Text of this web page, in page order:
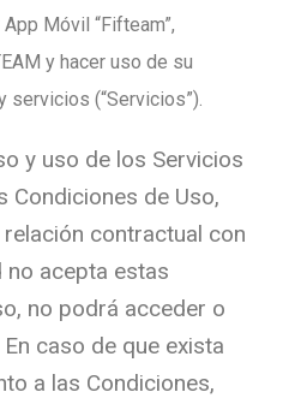
Móvil “Fifteam”,
y hacer uso de su
servicios (“Servicios”).
y uso de los Servicios
Condiciones de Uso,
contractual con
no acepta estas
no podrá acceder o
caso de que exista
a las Condiciones,